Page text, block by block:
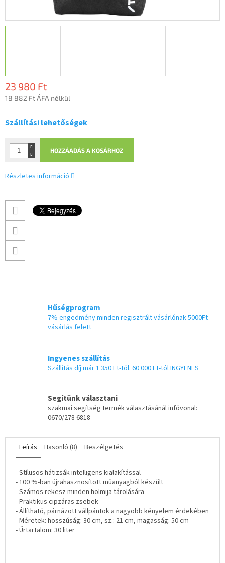
23 980 Ft
18 882 Ft ÁFA nélkül
Szállítási lehetőségek
HOZZÁADÁS A KOSÁRHOZ
Részletes információ
Hűségprogram
7% engedmény minden regisztrált vásárlónak 5000Ft
vásárlás felett
Ingyenes szállítás
Szállítás díj már 1 350 Ft-tól. 60 000 Ft-tól INGYENES
Segítünk választani
szakmai segítség termék választásánál infóvonal:
0670/278 6818
Leírás Hasonló (8) Beszélgetés
- Stílusos hátizsák intelligens kialakítással
- 100 %-ban újrahasznosított műanyagból készült
- Számos rekesz minden holmija tárolására
- Praktikus cipzáras zsebek
- Állítható, párnázott vállpántok a nagyobb kényelem érdekében
- Méretek: hosszúság: 30 cm, sz.: 21 cm, magasság: 50 cm
- Űrtartalom: 30 liter